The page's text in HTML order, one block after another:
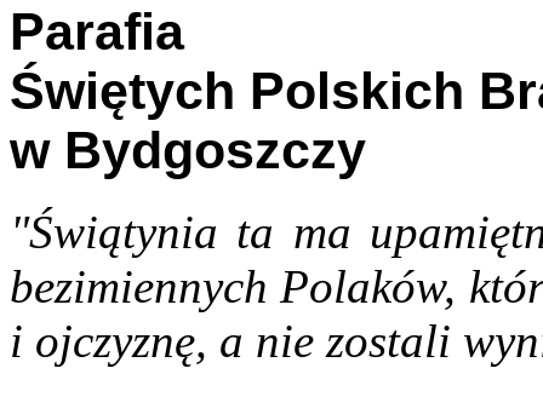
Parafia
Świętych Polskich
w Bydgoszczy
"Świątynia ta ma
bezimiennych Polaków,
i ojczyznę, a nie zostali